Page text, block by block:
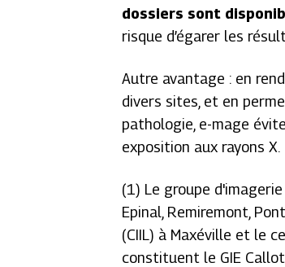
dossiers sont
risque d’égarer les
Autre avantage : en
divers sites, et en
pathologie, e-mage
exposition aux rayons X.
(1) Le groupe
Epinal, Remiremont,
(CIIL) à Maxéville et le
constituent le GIE